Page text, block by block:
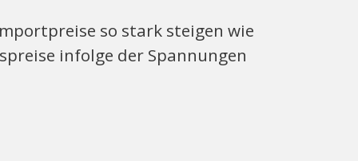
so stark steigen wie
infolge der Spannungen